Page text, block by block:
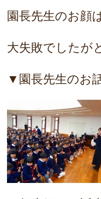
園長先生のお顔
大失敗でしたが
▼園長先生のお